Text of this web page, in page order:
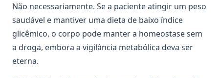
Não necessariamente. Se a paciente atingir um peso
saudável e mantiver uma dieta de baixo índice
glicêmico, o corpo pode manter a homeostase sem
a droga, embora a vigilância metabólica deva ser
eterna.